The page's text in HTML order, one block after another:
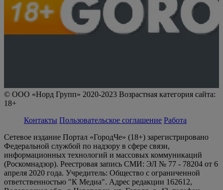
© ООО «Норд Групп» 2020-2023 Возрастная категория сайта:
18+
Контакты Пользовательское соглашение Работа
Сетевое издание Портал «ГородЧе» (18+) зарегистрировано
Федеральной службой по надзору в сфере связи,
информационных технологий и массовых коммуникаций
(Роскомнадзор). Реестровая запись СМИ: ЭЛ № 77 - 78204 от 6
апреля 2020 года. Учредитель: Общество с ограниченной
ответственностью "К Медиа". Адрес редакции 162612,